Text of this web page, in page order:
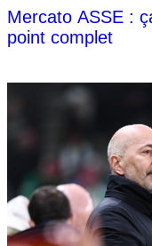
Mercato ASSE :
point complet